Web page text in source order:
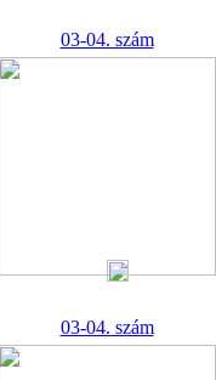
03-04. szám
03-04. szám